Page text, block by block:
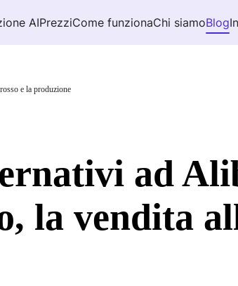
AIPrezziCome funzionaChi siamoBlog
e la produzione
ad
la vendita